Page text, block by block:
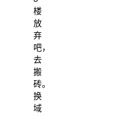
楼
放
弃
吧，
去
搬
砖。
换
域